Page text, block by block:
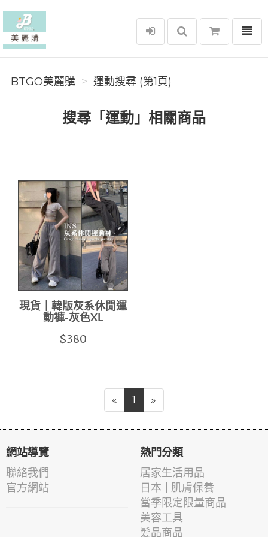
BTGO美麗購
選單
BTGO美麗購 運動搜尋 (第1頁)
搜尋「運動」相關商品
現貨｜韓版灰系休閒運
動褲-灰色XL
$380
« 1 »
網站導覽
聯絡我們
官方網站
熱門分類
居家生活用品
日本 | 肌膚保養
當季限定限量商品
美容工具
髪品商品